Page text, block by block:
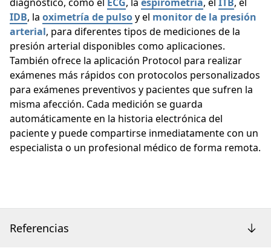
IDB, la oximetría de pulsoy el monitor de la presión
arterial, para diferentes tipos de mediciones de la
presión arterial disponibles como aplicaciones.
También ofrece la aplicación Protocol para realizar
exámenes más rápidos con protocolos personalizados
para exámenes preventivos y pacientes que sufren la
misma afección. Cada medición se guarda
automáticamente en la historia electrónica del
paciente y puede compartirse inmediatamente con un
especialista o un profesional médico de forma remota.
Referencias